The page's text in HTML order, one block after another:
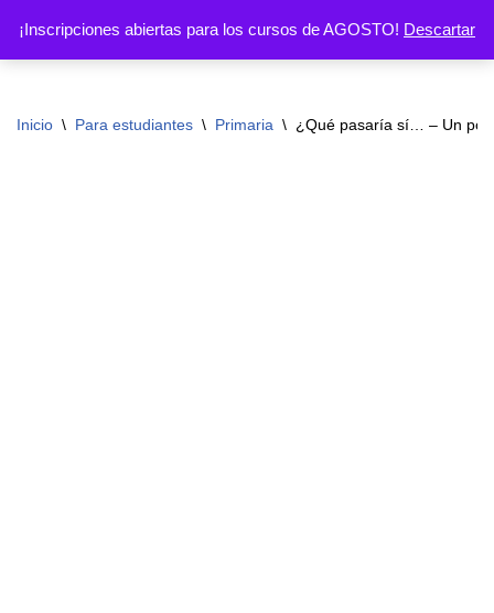
¡Inscripciones abiertas para los cursos de AGOSTO! Descartar
Ir
Inicio \ Para estudiantes \ Primaria \ ¿Qué pasaría sí… – Un